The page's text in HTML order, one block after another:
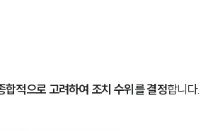
합적으로 고려하여 조치 수위를 결정합니다.